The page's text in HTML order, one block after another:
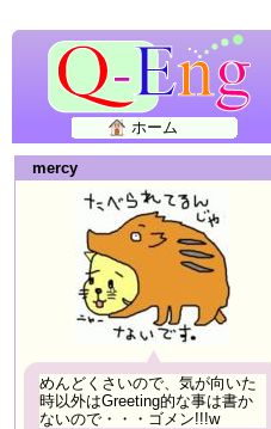
ホーム
mercy
めんどくさいので、気が向いた
時以外はGreeting的な事は書か
ないので・・・ゴメン!!!w